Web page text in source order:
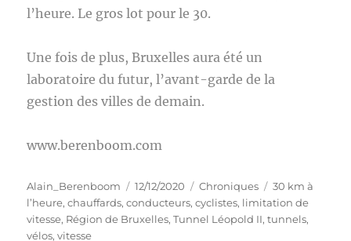
l’heure. Le gros lot pour le 30.
Une fois de plus, Bruxelles aura été un
laboratoire du futur, l’avant-garde de la
gestion des villes de demain.
www.berenboom.com
Auteur
Alain_Berenboom
Publié
le
12/12/2020 Catégories
Chroniques Étiquettes
30 km à
l’heure,chauffards,conducteurs,cyclistes, limitation de
vitesse, Région de Bruxelles,Tunnel Léopold II,tunnels,
vélos,vitesse